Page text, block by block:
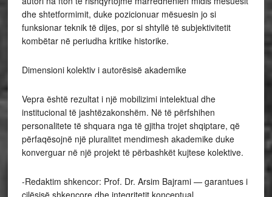
dhe shtetformimit, duke pozicionuar mësuesin jo si
funksionar teknik të dijes, por si shtyllë të subjektivitetit
kombëtar në periudha kritike historike.
Dimensioni kolektiv i autorësisë akademike
Vepra është rezultat i një mobilizimi intelektual dhe
institucional të jashtëzakonshëm. Në të përfshihen
personalitete të shquara nga të gjitha trojet shqiptare, që
përfaqësojnë një pluralitet mendimesh akademike duke
konverguar në një projekt të përbashkët kujtese kolektive.
-Redaktim shkencor: Prof. Dr. Arsim Bajrami — garantues i